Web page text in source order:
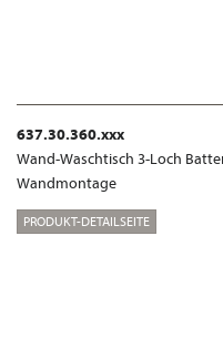
637.30.360.xxx
Wand-Waschtisch 3-Loch
Wandmontage
PRODUKT-DETAILSEITE